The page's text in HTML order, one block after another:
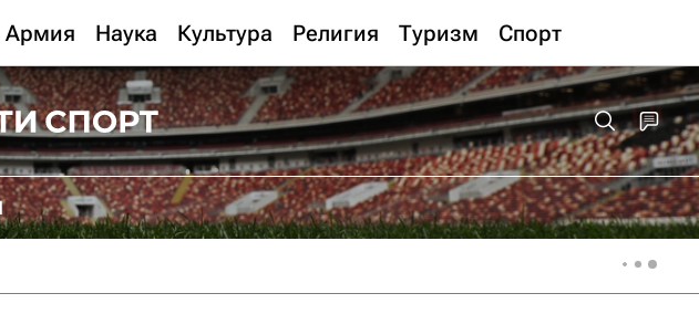
Армия Наука Культура Религия Туризм Спорт